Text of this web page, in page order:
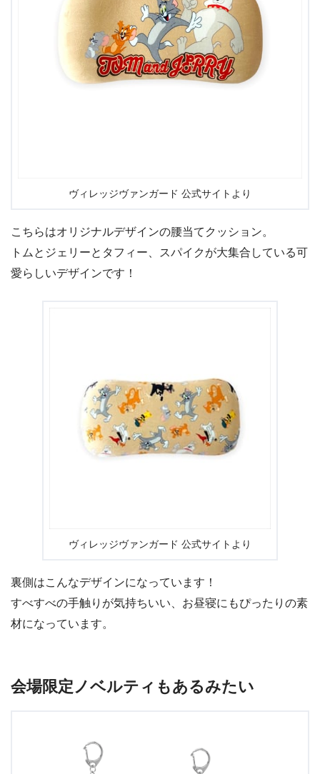
ヴィレッジヴァンガード 公式サイトより
こちらはオリジナルデザインの腰当てクッション。
トムとジェリーとタフィー、スパイクが大集合している可
愛らしいデザインです！
ヴィレッジヴァンガード 公式サイトより
裏側はこんなデザインになっています！
すべすべの手触りが気持ちいい、お昼寝にもぴったりの素
材になっています。
会場限定ノベルティもあるみたい